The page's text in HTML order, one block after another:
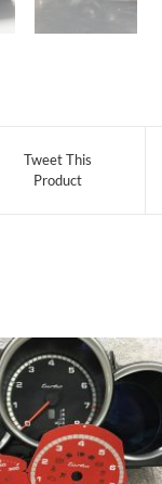
Tweet This
Product